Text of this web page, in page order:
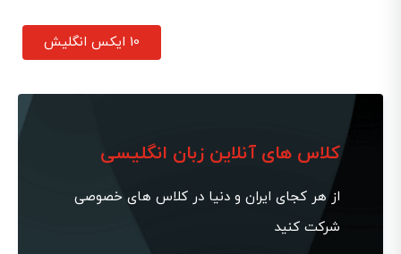
10 ایکس انگلیش
کلاس های آنلاین زبان انگلیسی
از هر کجای ایران و دنیا در کلاس های خصوصی
شرکت کنید